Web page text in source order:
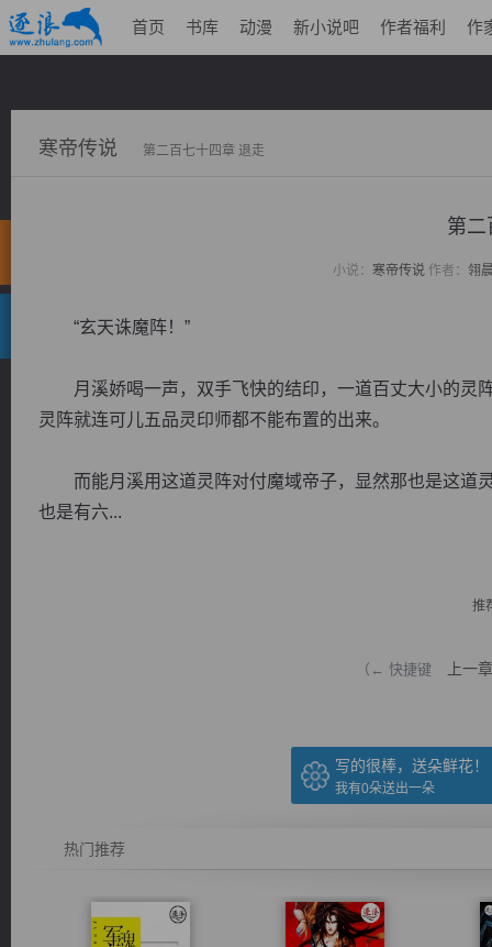
首页 书库 动漫 新小说吧 作者福利 作
寒帝传说 第二百七十四章 退走
第二
小说： 寒帝传说作者： 翎
“玄天诛魔阵！”
月溪娇喝一声，双手飞快的结印，一道百丈大小的灵
灵阵就连可儿五品灵印师都不能布置的出来。
而能月溪用这道灵阵对付魔域帝子，显然那也是这道
也是有六...
推
（← 快捷键 上一章
写的很棒，送朵鲜花！
我有0朵送出一朵
热门推荐